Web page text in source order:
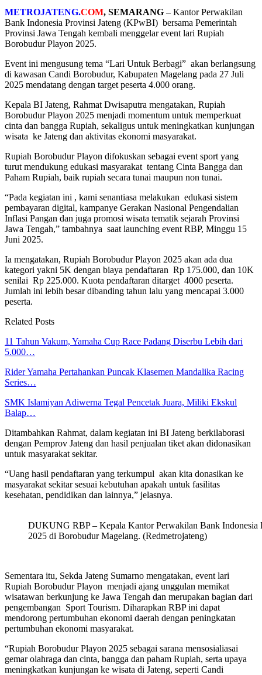
METROJATENG.COM, SEMARANG – Kantor Perwakilan
Bank Indonesia Provinsi Jateng (KPwBI) bersama Pemerintah
Provinsi Jawa Tengah kembali menggelar event lari Rupiah
Borobudur Playon 2025.
Event ini mengusung tema “Lari Untuk Berbagi” akan berlangsung
di kawasan Candi Borobudur, Kabupaten Magelang pada 27 Juli
2025 mendatang dengan target peserta 4.000 orang.
Kepala BI Jateng, Rahmat Dwisaputra mengatakan, Rupiah
Borobudur Playon 2025 menjadi momentum untuk memperkuat
cinta dan bangga Rupiah, sekaligus untuk meningkatkan kunjungan
wisata ke Jateng dan aktivitas ekonomi masyarakat.
Rupiah Borobudur Playon difokuskan sebagai event sport yang
turut mendukung edukasi masyarakat tentang Cinta Bangga dan
Paham Rupiah, baik rupiah secara tunai maupun non tunai.
“Pada kegiatan ini , kami senantiasa melakukan edukasi sistem
pembayaran digital, kampanye Gerakan Nasional Pengendalian
Inflasi Pangan dan juga promosi wisata tematik sejarah Provinsi
Jawa Tengah,” tambahnya saat launching event RBP, Minggu 15
Juni 2025.
Ia mengatakan, Rupiah Borobudur Playon 2025 akan ada dua
kategori yakni 5K dengan biaya pendaftaran Rp 175.000, dan 10K
senilai Rp 225.000. Kuota pendaftaran ditarget 4000 peserta.
Jumlah ini lebih besar dibanding tahun lalu yang mencapai 3.000
peserta.
Related Posts
11 Tahun Vakum, Yamaha Cup Race Padang Diserbu Lebih dari
5.000…
Rider Yamaha Pertahankan Puncak Klasemen Mandalika Racing
Series…
SMK Islamiyan Adiwerna Tegal Pencetak Juara, Miliki Ekskul
Balap…
Ditambahkan Rahmat, dalam kegiatan ini BI Jateng berkilaborasi
dengan Pemprov Jateng dan hasil penjualan tiket akan didonasikan
untuk masyarakat sekitar.
“Uang hasil pendaftaran yang terkumpul akan kita donasikan ke
masyarakat sekitar sesuai kebutuhan apakah untuk fasilitas
kesehatan, pendidikan dan lainnya,” jelasnya.
DUKUNG RBP – Kepala Kantor Perwakilan Bank Indonesia
2025 di Borobudur Magelang. (Redmetrojateng)
Sementara itu, Sekda Jateng Sumarno mengatakan, event lari
Rupiah Borobudur Playon menjadi ajang unggulan memikat
wisatawan berkunjung ke Jawa Tengah dan merupakan bagian dari
pengembangan Sport Tourism. Diharapkan RBP ini dapat
mendorong pertumbuhan ekonomi daerah dengan peningkatan
pertumbuhan ekonomi masyarakat.
“Rupiah Borobudur Playon 2025 sebagai sarana mensosialiasai
gemar olahraga dan cinta, bangga dan paham Rupiah, serta upaya
meningkatkan kunjungan ke wisata di Jateng, seperti Candi